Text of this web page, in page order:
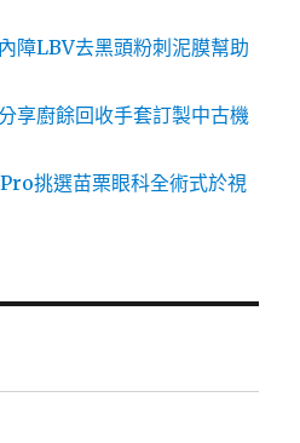
障LBV去黑頭粉刺泥膜幫助
享廚餘回收手套訂製中古機
挑選苗栗眼科全術式於視